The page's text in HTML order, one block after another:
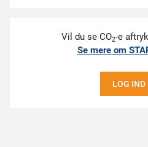
Vil du se CO2-e
Se mere om
LOG IND